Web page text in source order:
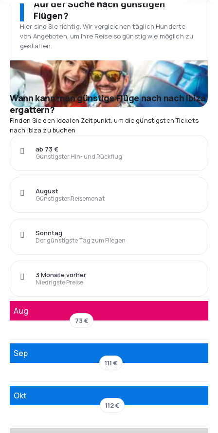
Auf der Suche nach günstigen
Flügen?
Hier sind Sie richtig. Wir vergleichen täglich Hunderte
von Angeboten, um Ihre Reise so günstig wie möglich zu
gestalten.
Wann kann man günstige Flüge nach nach Ibiza
ergattern?
Finden Sie den idealen Zeitpunkt, um die günstigsten Tickets
nach Ibiza zu buchen
Günstigster Hin- und Rückflug
ab 73 €
Günstigster Reisemonat
August
Der günstigste Tag zum Fliegen
Sonntag
Niedrigste Preise
3 Monate vorher
Aug
73 €
Sep
111 €
Okt
112 €